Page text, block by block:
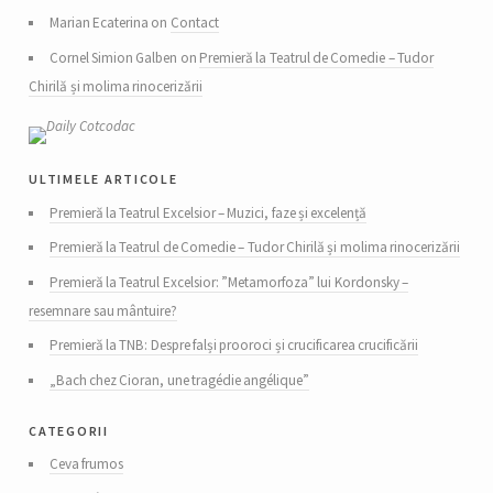
Marian Ecaterina on Contact
Cornel Simion Galben on Premieră la Teatrul de Comedie – Tudor
Chirilă și molima rinocerizării
ultimele articole
Premieră la Teatrul Excelsior – Muzici, faze și excelență
Premieră la Teatrul de Comedie – Tudor Chirilă și molima rinocerizării
Premieră la Teatrul Excelsior: ”Metamorfoza” lui Kordonsky –
resemnare sau mântuire?
Premieră la TNB: Despre falși prooroci și crucificarea crucificării
„Bach chez Cioran, une tragédie angélique”
categorii
Ceva frumos